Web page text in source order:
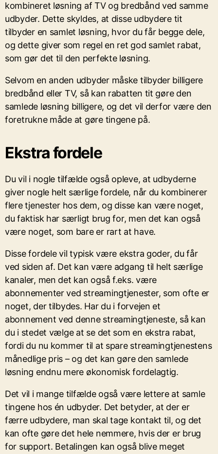
kombineret løsning af TV og bredbånd ved samme
udbyder. Dette skyldes, at disse udbydere tit
tilbyder en samlet løsning, hvor du får begge dele,
og dette giver som regel en ret god samlet rabat,
som gør det til den perfekte løsning.
Selvom en anden udbyder måske tilbyder billigere
bredbånd eller TV, så kan rabatten tit gøre den
samlede løsning billigere, og det vil derfor være den
foretrukne måde at gøre tingene på.
Ekstra fordele
Du vil i nogle tilfælde også opleve, at udbyderne
giver nogle helt særlige fordele, når du kombinerer
flere tjenester hos dem, og disse kan være noget,
du faktisk har særligt brug for, men det kan også
være noget, som bare er rart at have.
Disse fordele vil typisk være ekstra goder, du får
ved siden af. Det kan være adgang til helt særlige
kanaler, men det kan også f.eks. være
abonnementer ved streamingtjenester, som ofte er
noget, der tilbydes. Har du i forvejen et
abonnement ved denne streamingtjeneste, så kan
du i stedet vælge at se det som en ekstra rabat,
fordi du nu kommer til at spare streamingtjenestens
månedlige pris – og det kan gøre den samlede
løsning endnu mere økonomisk fordelagtig.
Det vil i mange tilfælde også være lettere at samle
tingene hos én udbyder. Det betyder, at der er
færre udbydere, man skal tage kontakt til, og det
kan ofte gøre det hele nemmere, hvis der er brug
for support. Betalingen kan også blive meget